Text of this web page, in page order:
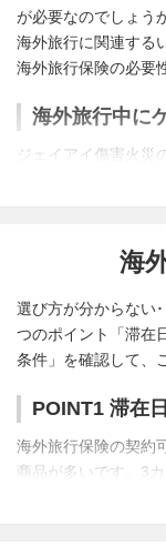
それでは、それぞれ
ましょう。
もしも海外で遭難し
ことを知っています
合には1時間あたり
のほかにも、看病や
す。万が一の大事件
補償を選びましょう
24時間日本語
応、その他保険にか
で相談することがで
ク」です。
ケガや病気になった
が必要なのでしょう
海外旅行に関連する
海外旅行保険の必要
海外旅行中に
ジェイアイ傷害火災
ブルに遭う確率は
海外でよくあ
海外旅行中は、どの
海
選び方が分からない
つのポイント「滞在
条件」を確認して、
POINT1 滞在
海外旅行保険の契約
商品が多いです。3
キングホリデーでの